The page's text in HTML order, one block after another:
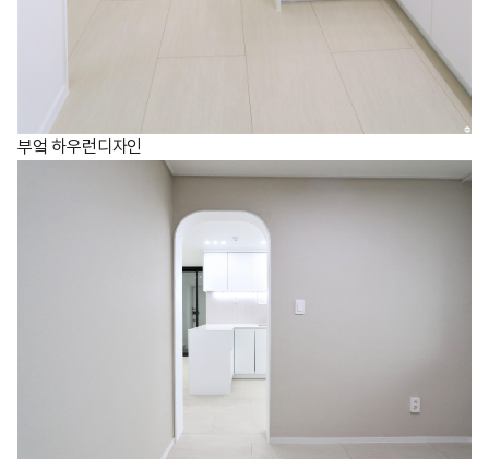
부엌 하우런디자인